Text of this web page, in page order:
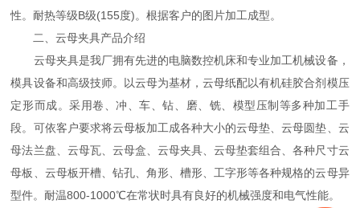
性。耐热等级B级(155度)。根据客户的图片加工成型。
二、云母夹具产品介绍
云母夹具是我厂拥有先进的电脑数控机床和专业加工机械设备，
模具设备和高级技师。以云母为基材，云母纸配以有机硅胶合剂模压
定形而成。采用卷、冲、车、钻、磨、铣、模型压制等多种加工手
段。可依客户要求将云母板加工成各种大小的云母垫、云母圆垫、云
母法兰盘、云母瓦、云母盒、云母夹具、云母垫套组合、各种尺寸云
母板、云母板开槽、钻孔、角形、槽形、工字形等各种规格的云母异
型件。耐温800-1000℃在常状时具有良好的机械强度和电气性能。